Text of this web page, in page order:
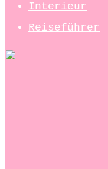
Interieur
Reiseführer